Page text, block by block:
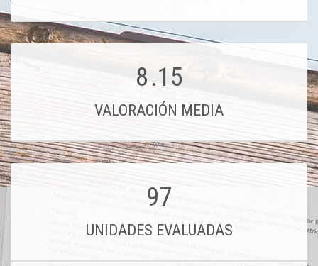
8.15
VALORACIÓN MEDIA
97
UNIDADES EVALUADAS